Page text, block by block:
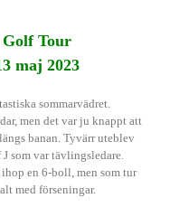
Tour
maj 2023
sommarvädret.
men det var ju knappt att
banan. Tyvärr uteblev
som var tävlingsledare.
en 6-boll, men som tur
med förseningar.